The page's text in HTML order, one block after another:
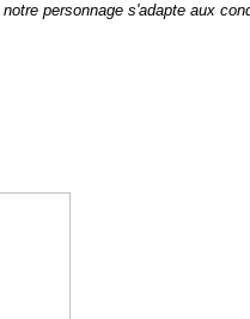
personnage s'adapte aux